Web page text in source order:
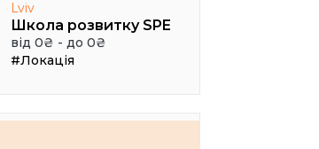
Lviv
Школа розвитку SPE
від 0₴ - до 0₴
#Локація